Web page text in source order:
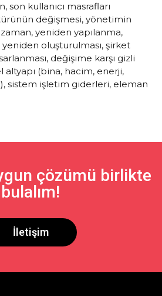
kullanıcı masrafları
değişmesi, yönetimin
yeniden yapılanma,
yeniden oluşturulması, şirket
değişime karşı gizli
altyapı (bina, hacim, enerji,
sistem işletim giderleri, eleman
çözümü birlikte
bulalım!
İletişim